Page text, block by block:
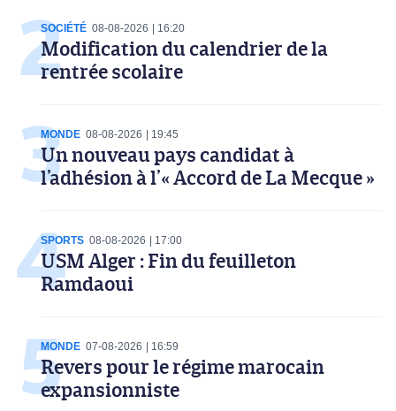
SOCIÉTÉ 08-08-2026 16:20
Modification du calendrier de la
rentrée scolaire
MONDE 08-08-2026 19:45
Un nouveau pays candidat à
l’adhésion à l’« Accord de La Mecque »
SPORTS 08-08-2026 17:00
USM Alger : Fin du feuilleton
Ramdaoui
MONDE 07-08-2026 16:59
Revers pour le régime marocain
expansionniste